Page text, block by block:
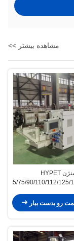
مشاهده بیشتر >>
شنژن HYPET
PS65/75/90/110/112/125/
رو بدست بیار